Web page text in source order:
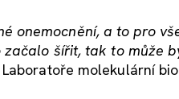
onemocnění, a to pro
šířit, tak to může
molekulární